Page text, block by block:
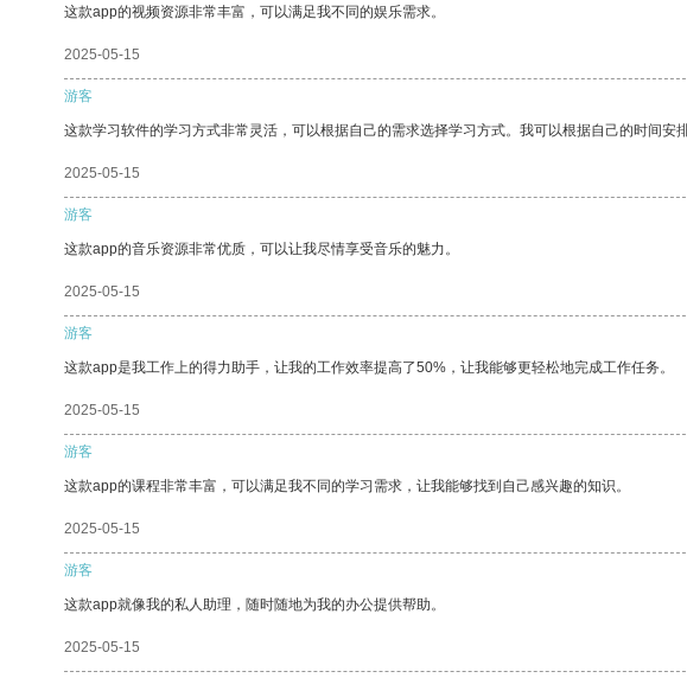
这款app的视频资源非常丰富，可以满足我不同的娱乐需求。
2025-05-15
游客
这款学习软件的学习方式非常灵活，可以根据自己的需求选择学习方式。我可以根据自己的时间安排
2025-05-15
游客
这款app的音乐资源非常优质，可以让我尽情享受音乐的魅力。
2025-05-15
游客
这款app是我工作上的得力助手，让我的工作效率提高了50%，让我能够更轻松地完成工作任务。
2025-05-15
游客
这款app的课程非常丰富，可以满足我不同的学习需求，让我能够找到自己感兴趣的知识。
2025-05-15
游客
这款app就像我的私人助理，随时随地为我的办公提供帮助。
2025-05-15